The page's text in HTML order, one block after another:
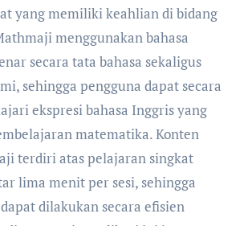
yang memiliki keahlian di bidang
menggunakan bahasa
secara tata bahasa sekaligus
sehingga pengguna dapat secara
ekspresi bahasa Inggris yang
matematika. Konten
terdiri atas pelajaran singkat
lima menit per sesi, sehingga
dilakukan secara efisien